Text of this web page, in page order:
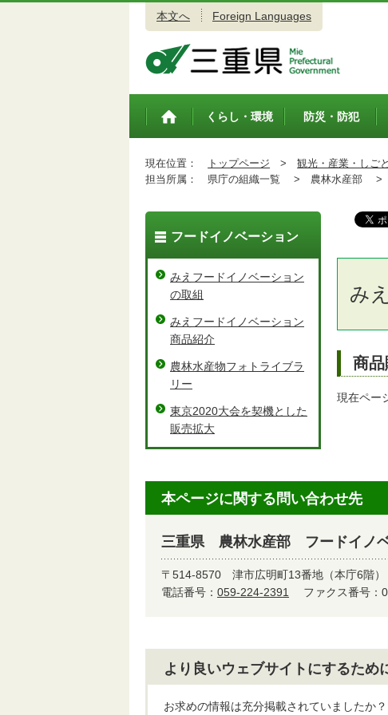
本文へ Foreign Languages
トップペ
くらし・環境 防災・防犯
現在位置： トップページ > 観光・産業・しごと
担当所属：
県庁の組織一覧 > 農林水産部 >
み
商品
現在ペー
フードイノベーション
みえフードイノベーション
の取組
みえフードイノベーション
商品紹介
農林水産物フォトライブラ
リー
東京2020大会を契機とした
販売拡大
本ページに関する問い合わせ先
三重県 農林水産部 フードイノ
〒514-8570 津市広明町13番地（本庁6階）
電話番号： 059-224-2391 ファクス番号
より良いウェブサイトにするため
お求めの情報は充分掲載されていましたか？